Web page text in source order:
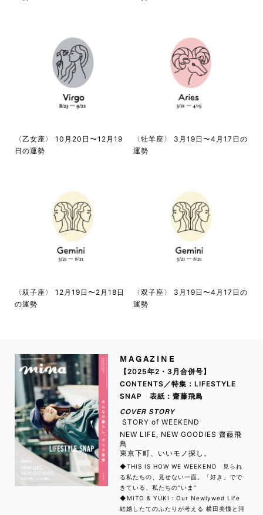
〈乙女座〉 10月20日〜12月19
日の運勢
〈牡羊座〉 3月19日〜4月17日の
運勢
〈双子座〉 12月19日〜2月18日
の運勢
〈双子座〉 3月19日〜4月17日の
運勢
MAGAZINE
【2025年2・3月合併号】
CONTENTS／特集：LIFESTYLE
SNAP 表紙：齋藤飛鳥
COVER STORY
STORY of WEEKEND
NEW LIFE, NEW GOODIES 齋藤飛
鳥
東京下町、いいモノ探し。
◆THIS IS HOW WE WEEKEND 見られ
る私たちの、見せない一面。「好き」でで
きている、私たちの“いま”
◆MITO & YUKI：Our Newlywed Life
結婚したてのふたりが考える 横田美憧と河